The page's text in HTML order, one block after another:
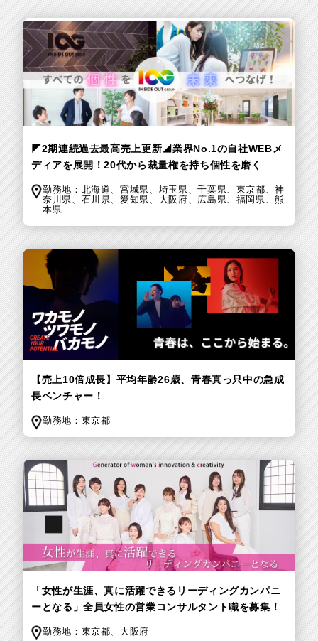
◤2期連続過去最高売上更新◢業界No.1の自社WEBメ
ディアを展開！20代から裁量権を持ち個性を磨く
勤務地： 北海道、宮城県、 埼玉県、千葉県、 東京都、神
奈川県、 石川県、愛知県、 大阪府、 広島県、 福岡県、熊
本県
【売上10倍成長】平均年齢26歳、青春真っ只中の急成
長ベンチャー！
勤務地： 東京都
「女性が生涯、真に活躍できるリーディングカンパニ
ーとなる」全員女性の営業コンサルタント職を募集！
勤務地： 東京都、 大阪府